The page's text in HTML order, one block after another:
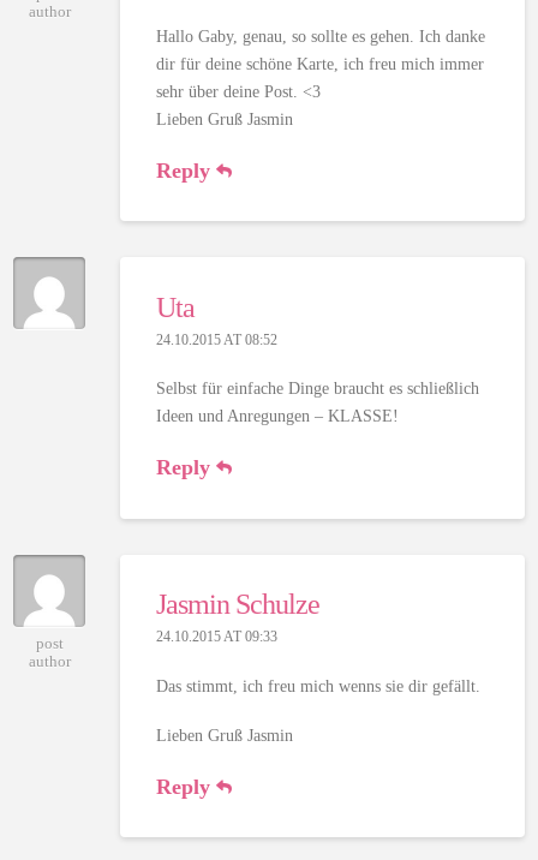
author
Hallo Gaby, genau, so sollte es gehen. Ich danke
dir für deine schöne Karte, ich freu mich immer
sehr über deine Post. <3
Lieben Gruß Jasmin
Reply
Uta
24.10.2015 AT 08:52
Selbst für einfache Dinge braucht es schließlich
Ideen und Anregungen – KLASSE!
Reply
post
author
Jasmin Schulze
24.10.2015 AT 09:33
Das stimmt, ich freu mich wenns sie dir gefällt.
Lieben Gruß Jasmin
Reply